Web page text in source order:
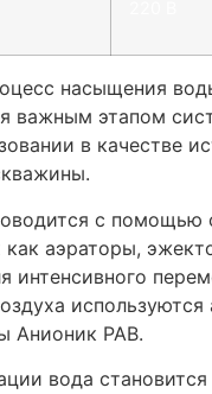
насыщения
важным этапом
в качестве
с помощью
как аэраторы,
интенсивного
Анионик РАВ.
вода